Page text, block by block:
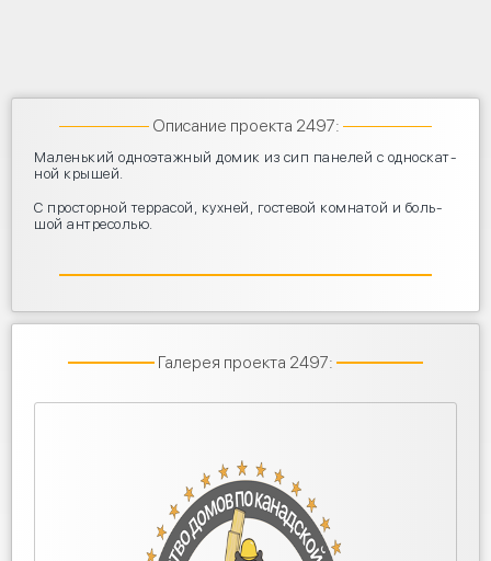
Описание проекта 2497:
Малень­кий одно­этаж­ный домик из сип пане­лей с одно­скат­
ной крышей.
С про­стор­ной тер­ра­сой, кух­ней, госте­вой ком­на­той и боль­
шой антресолью.
Галерея проекта 2497: